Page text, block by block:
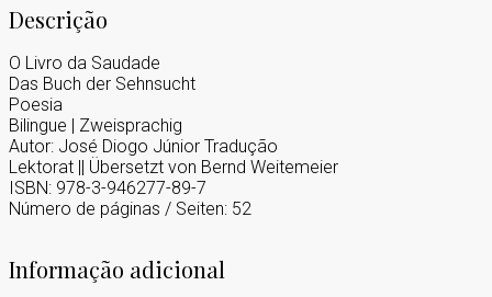
Descrição
O Livro da Saudade
Das Buch der Sehnsucht
Poesia
Bilingue | Zweisprachig
Autor: José Diogo Júnior Tradução
Lektorat || Übersetzt von Bernd Weitemeier
ISBN: 978-3-946277-89-7
Número de páginas / Seiten: 52
Informação adicional